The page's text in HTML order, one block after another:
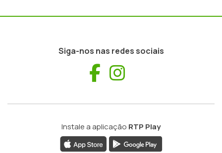
Siga-nos nas redes sociais
Facebook
Instale a aplicação RTP Play